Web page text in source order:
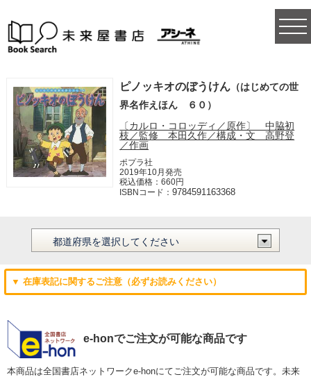
ピノッキオのぼうけん （はじめての世
界名作えほん ６０）
〔カルロ・コロッディ／原作〕 中脇初
枝／監修 本田久作／構成・文 高野登
／作画
ポプラ社
2019年10月発売
税込価格：660円
ISBNコード：9784591163368
▼ 在庫表記に関するご注意（必ずお読みください）
e-honでご注文が可能な商品です
本商品は全国書店ネットワークe-honにてご注文が可能な商品です。未来